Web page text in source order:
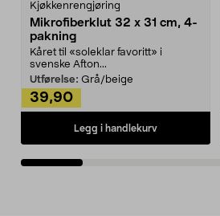
Kjøkkenrengjøring
Mikrofiberklut 32 x 31 cm, 4-
pakning
Kåret til «soleklar favoritt» i
svenske Afton...
Utførelse: Grå/beige
39,90
Legg i handlekurv